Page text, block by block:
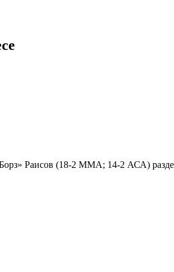
Раисов (18-2 MMA; 14-2 АСА)